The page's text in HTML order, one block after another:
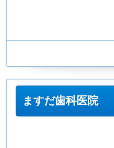
ますだ歯科医院